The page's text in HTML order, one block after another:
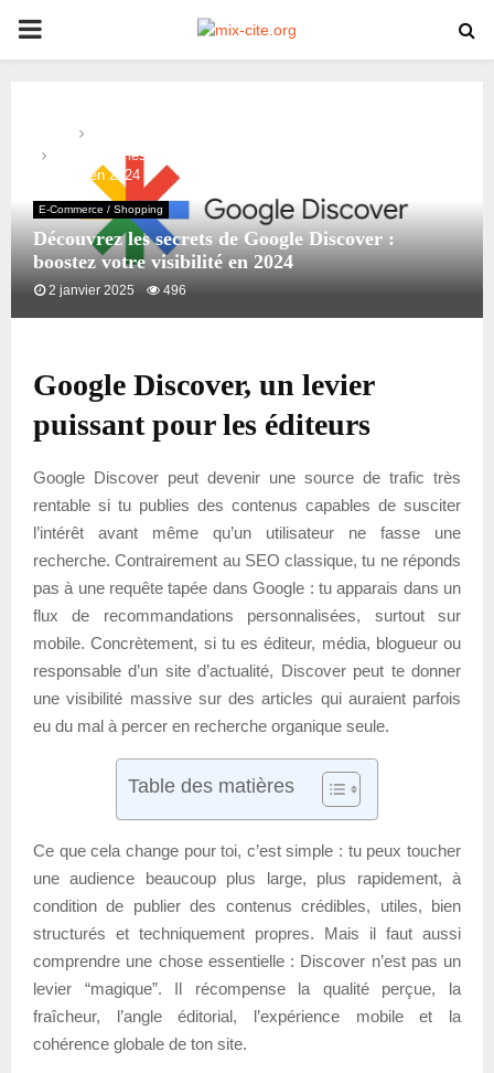
PRIMARY
Découvrez les secrets de Google Discover : boostez votre
visibilité en 2024
E-Commerce / Shopping
Découvrez les secrets de Google Discover :
boostez votre visibilité en 2024
2 janvier 2025 496
Google Discover, un levier
puissant pour les éditeurs
Google Discover peut devenir une source de trafic très
rentable si tu publies des contenus capables de susciter
l’intérêt avant même qu’un utilisateur ne fasse une
recherche. Contrairement au SEO classique, tu ne réponds
pas à une requête tapée dans Google : tu apparais dans un
flux de recommandations personnalisées, surtout sur
mobile. Concrètement, si tu es éditeur, média, blogueur ou
responsable d’un site d’actualité, Discover peut te donner
une visibilité massive sur des articles qui auraient parfois
eu du mal à percer en recherche organique seule.
Table des matières
Ce que cela change pour toi, c’est simple : tu peux toucher
une audience beaucoup plus large, plus rapidement, à
condition de publier des contenus crédibles, utiles, bien
structurés et techniquement propres. Mais il faut aussi
comprendre une chose essentielle : Discover n’est pas un
levier “magique”. Il récompense la qualité perçue, la
fraîcheur, l’angle éditorial, l’expérience mobile et la
cohérence globale de ton site.